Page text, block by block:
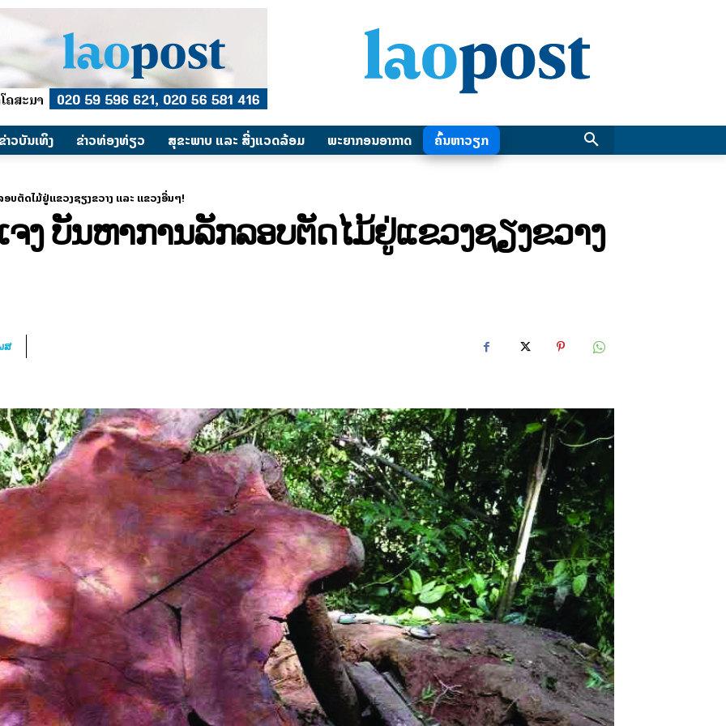
າວບັນເທິງ ​ຂ່າວທ່ອງທ່ຽວ ສຸຂະພາບ ແລະ ສີ່ງແວດລ້ອມ ພະຍາກອນອາກາດ ຄົ້ນຫາວຽກ
ບຕັດໄມ້ຢູ່ແຂວງຊຽງຂວາງ ແລະ ແຂວງອື່ນໆ!
ງ ບັນຫາການລັກລອບຕັດໄມ້ຢູ່ແຂວງຊຽງຂວາງ
ສ